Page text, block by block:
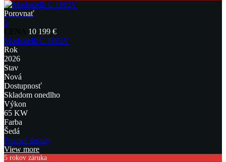
Porovnať
3
10 199 €
Morbidelli C 1002V
Rok
2026
Stav
Nová
Dostupnosť
Skladom onedlho
Výkon
65 KW
Farba
Šedá
Pozrieť detaily
View more
5 rokov záruka